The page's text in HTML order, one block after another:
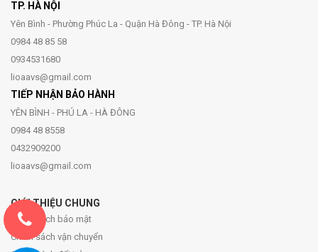
TP. HÀ NỘI
Yên Bình - Phường Phúc La - Quận Hà Đông - TP. Hà Nội
0984 48 85 58
0934531680
lioaavs@gmail.com
TIẾP NHẬN BẢO HÀNH
YÊN BÌNH - PHÚ LA - HÀ ĐÔNG
0984 48 8558
0432909200
lioaavs@gmail.com
GIỚI THIỆU CHUNG
Chính sách bảo mật
Chính sách vận chuyển